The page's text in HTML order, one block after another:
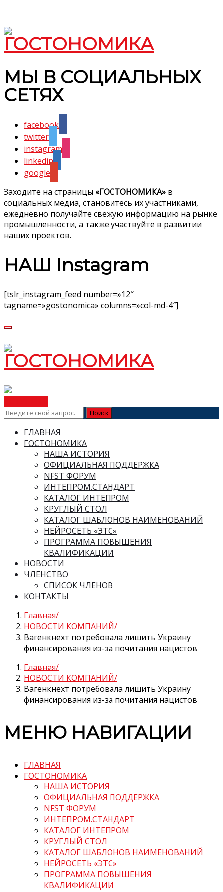
МЫ В СОЦИАЛЬНЫХ
СЕТЯХ
facebook
twitter
instagram
linkedin
google
Заходите на страницы «ГОСТОНОМИКА» в
социальных медиа, становитесь их участниками,
ежедневно получайте свежую информацию на рынке
промышленности, а также участвуйте в развитии
наших проектов.
НАШ Instagram
[tslr_instagram_feed number=»12″
tagname=»gostonomica» columns=»col-md-4″]
ГЛАВНАЯ
ГОСТОНОМИКА
НАША ИСТОРИЯ
ОФИЦИАЛЬНАЯ ПОДДЕРЖКА
NFST ФОРУМ
ИНТЕПРОМ.СТАНДАРТ
КАТАЛОГ ИНТЕПРОМ
КРУГЛЫЙ СТОЛ
КАТАЛОГ ШАБЛОНОВ НАИМЕНОВАНИЙ
НЕЙРОСЕТЬ «ЭТС»
ПРОГРАММА ПОВЫШЕНИЯ
КВАЛИФИКАЦИИ
НОВОСТИ
ЧЛЕНСТВО
СПИСОК ЧЛЕНОВ
КОНТАКТЫ
Главная
НОВОСТИ КОМПАНИЙ
Вагенкнехт потребовала лишить Украину
финансирования из-за почитания нацистов
Главная
НОВОСТИ КОМПАНИЙ
Вагенкнехт потребовала лишить Украину
финансирования из-за почитания нацистов
МЕНЮ НАВИГАЦИИ
ГЛАВНАЯ
ГОСТОНОМИКА
НАША ИСТОРИЯ
ОФИЦИАЛЬНАЯ ПОДДЕРЖКА
NFST ФОРУМ
ИНТЕПРОМ.СТАНДАРТ
КАТАЛОГ ИНТЕПРОМ
КРУГЛЫЙ СТОЛ
КАТАЛОГ ШАБЛОНОВ НАИМЕНОВАНИЙ
НЕЙРОСЕТЬ «ЭТС»
ПРОГРАММА ПОВЫШЕНИЯ
КВАЛИФИКАЦИИ